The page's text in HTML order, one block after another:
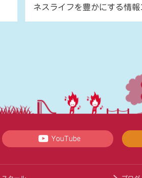
ネスライフを豊かにする情報
YouTube